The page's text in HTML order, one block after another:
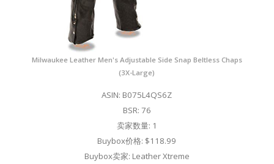
Milwaukee Leather Men's Adjustable Side Snap Beltless Chaps
(3X-Large)
ASIN: B075L4QS6Z
BSR: 76
卖家数量: 1
Buybox价格: $118.99
Buybox卖家: Leather Xtreme